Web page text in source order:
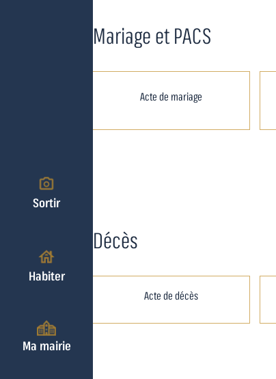
Sortir
Habiter
Ma mairie
Mariage et PACS
Acte de mariage
Décès
Acte de décès